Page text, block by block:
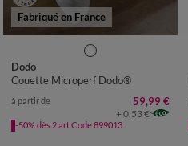
Fabriqué en France
COUETTE 1 PERS : 140X200
COUETTE 1-2 PERS :
COUETTE 2 PERS : 220X240
CM
Dodo
Couette Microperf Dodo®
à partir de 59,99 €
+ 0,53 €
-50% dès 2 art Code 899013